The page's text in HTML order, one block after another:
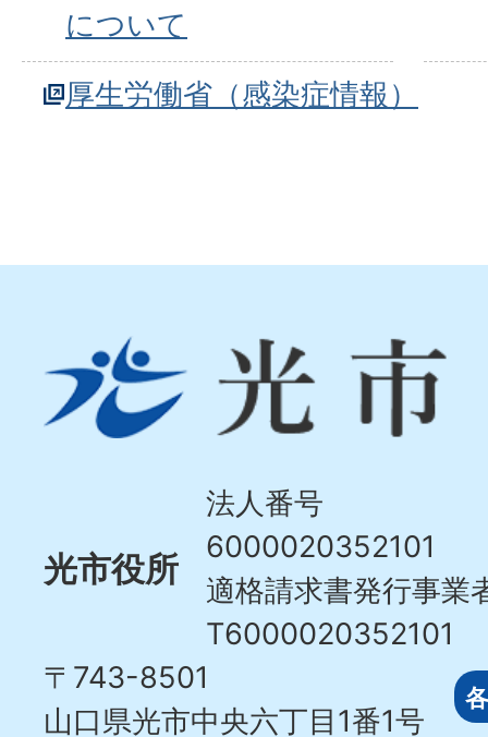
について
厚生労働省（感染症情報）
市
Hikari
光市役所
法人番号
6000020352101
適格請求書発行事業
T6000020352101
〒743-8501
山口県光市中央六丁目1番1号